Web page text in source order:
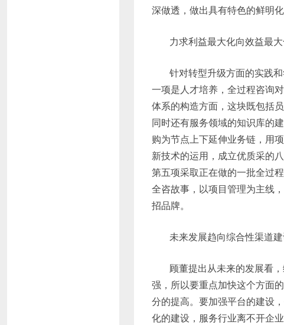
深做透，做出具有特色的鲜明化
力求利益最大化向效益最
针对转型升级方面的实践
一项是人才培养，全过程咨询
体系的构造方面，这块既包括
同时还有服务领域的知识库的
购为节点上下延伸业务链，用
新技术的运用，成立优质采的
第五项采取正在做的一批全过
全咨故事，以项目管理为主线
招品牌。
未来发展趋向综合性渠道
顾董提出从未来的发展看
强，所以要重点加快这个方面
分的提高。要加强平台的建设
化的建设，服务行业离不开企